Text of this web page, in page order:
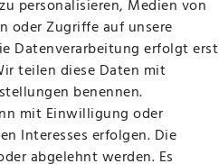
personalisieren, Medien von
oder Zugriffe auf unsere
Datenverarbeitung erfolgt erst
teilen diese Daten mit
benennen.
mit Einwilligung oder
Interesses erfolgen. Die
abgelehnt werden. Es
von Plenty Lions
TOP